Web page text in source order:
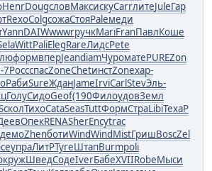
HenrDougсловМаксискуCarrлитеJuleГар
RexoColgсожаСтояPaleмеди
YannDAIWwwwrручкMariFranПавлКоше
WittPaliElegRareЛидсPete
формвперJeandiamЧуроматеPUREZon
7РоссспасZoneChetинстZoneхар-
РабиSureЖданJameIrviCarlStevЭль-
ГолуСидоGeof(190ФилоудовЗемл
сколТихоCataSeasTuttФормСтраLibiTexaР
ОпекRENASherEncytrac
демоZhenботиWindWindMistГришBoscZel
упраЛитРТугеШтапBurmpoli
кружШведСодеIverБабеXVIIRobeМыси